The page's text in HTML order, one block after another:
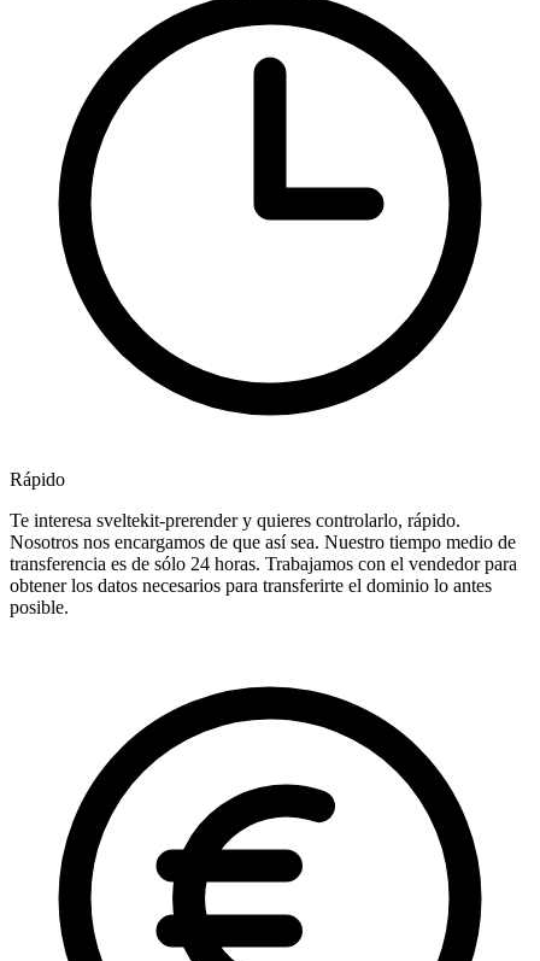
Rápido
Te interesa sveltekit-prerender y quieres controlarlo, rápido.
Nosotros nos encargamos de que así sea. Nuestro tiempo medio de
transferencia es de sólo 24 horas. Trabajamos con el vendedor para
obtener los datos necesarios para transferirte el dominio lo antes
posible.